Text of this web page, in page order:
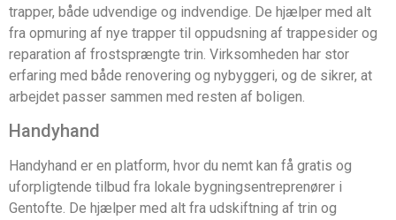
trapper, både udvendige og indvendige. De hjælper med alt
fra opmuring af nye trapper til oppudsning af trappesider og
reparation af frostsprængte trin. Virksomheden har stor
erfaring med både renovering og nybyggeri, og de sikrer, at
arbejdet passer sammen med resten af boligen.
Handyhand
Handyhand er en platform, hvor du nemt kan få gratis og
uforpligtende tilbud fra lokale bygningsentreprenører i
Gentofte. De hjælper med alt fra udskiftning af trin og